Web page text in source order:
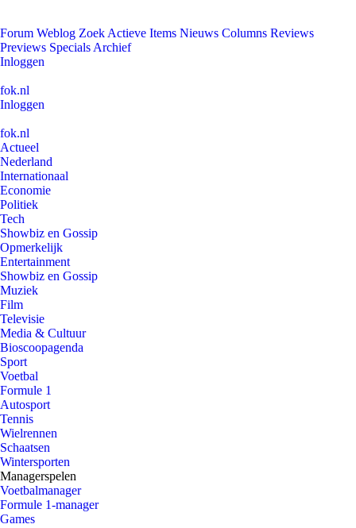
Forum Weblog Zoek Actieve Items Nieuws Columns Reviews
Previews Specials Archief
Inloggen
fok.nl
Inloggen
fok.nl
Actueel
Nederland
Internationaal
Economie
Politiek
Tech
Showbiz en Gossip
Opmerkelijk
Entertainment
Showbiz en Gossip
Muziek
Film
Televisie
Media & Cultuur
Bioscoopagenda
Sport
Voetbal
Formule 1
Autosport
Tennis
Wielrennen
Schaatsen
Wintersporten
Managerspelen
Voetbalmanager
Formule 1-manager
Games